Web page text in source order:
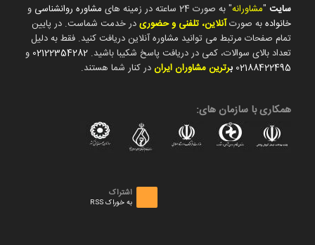
سایت"مشاورانه" به صورت 24 ساعته در زمینه های مشاوره روانشناسی و
خانوادهبه صورتآنلاین، تلفنی و حضوریدر خدمت شماست. در پایین
تمام صفحات مرتبط می توانید مشاوره آنلاین دریافت کنید. فقط به دلیل
تعداد بالای سوالات، کمی در دریافت پاسخ شکیبا باشید. 02122354282 و
02188422495 برترین مشاوران ایراندر کنار شما هستند.
همکاری با سازمان های:
اشتراک
به خوراک RSS